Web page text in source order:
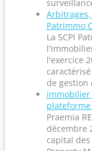
Patrimmo
La SCPI
l'exercice
de gestion
Immobilier
plateforme
Praemia
décembre
capital